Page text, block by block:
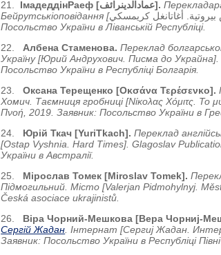
21. ІмадеддінРаеф [ عماد الدينرائف ].Переклад
Бейрутськіоповідання [أغاتانغل كريمسكي
Посольство України в Ліванській Республіці.
22. Албена Стаменова. Переклад
Україну [Юрий Андрухович. Писма до
Посольство України в Республіці Болгарія.
23.Оксана Терещенко [Οκσάνα Τερέσενκο].
Хомич. Таємниця гробниці [Νίκολας Χόμιτς. Το
Πνοή, 2019. Заявник: Посольство України в
24. Юрій Ткач [YuriTkach]. Переклад
[Ostap Vyshnia. Hard Times]. Glagoslav
України в Австралії.
25. Мірослав Томек [Miroslav Tomek].
Підмогильний. Місто [Valerjan Pidmohylnyj.
Česká asociace ukrajinistů.
26. Віра Чорний-Мешкова [Вера Чорниј-
Сергій Жадан . Інтернат [Сергиј Жадан.
Заявник: Посольство України в Республіці